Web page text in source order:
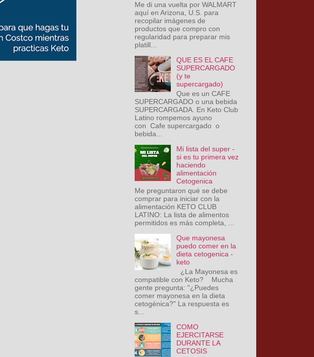
Me di una vuelta por WALMART
aquí en Arizona, U.S. para
recopilar imágenes de
productos que compro con
regularidad para preparar mis
platill...
QUE ES EL CAFE
SUPERCARGADO
(y te
supercargado)
Que es un CAFE
SUPERCARGADO o una bebida
SUPERCARGADA. En Keto Club
Latino rompemos ayuno
con Cafe supercargado o
bebida...
Mi lista del super -
si es tu primera vez
haciendo
alimentación
Cetogenica
Me preguntaron qué se debe
comprar para iniciar con la
alimentación KETO CLUB
LATINO: La lista de alimentos
permitidos es más completa, ...
Que mayonesa
puedo comer en la
dieta cetogenica -
keto
¿La Mayonesa es
compatible con Keto? Mucha
gente pregunta: "¿Puedes
comer mayonesa en la dieta
cetogénica?" La respuesta es
s...
COMO
EJERCITARSE
DURANTE LA
CETOSIS